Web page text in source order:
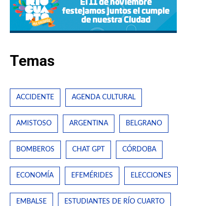
Temas
ACCIDENTE AGENDA CULTURAL
AMISTOSO ARGENTINA BELGRANO
BOMBEROS CHAT GPT CÓRDOBA
ECONOMÍA EFEMÉRIDES ELECCIONES
EMBALSE ESTUDIANTES DE RÍO CUARTO